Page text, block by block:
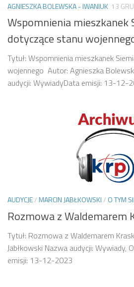
AGNIESZKA BOLEWSKA - IWANIUK 13
Wspomnienia mieszkanek
dotyczące stanu
Tytuł: Wspomnienia mieszkanek
wojennego Autor: Agnieszka
audycji: WywiadyData emisji: 13-12-
AUDYCJE/MARCIN JABŁKOWSKI/ O TYM
Rozmowa z Waldemarem
Tytuł: Rozmowa z Waldemarem
Jabłkowski Nazwa audycji: Wywiady,
emisji: 13-12-2023